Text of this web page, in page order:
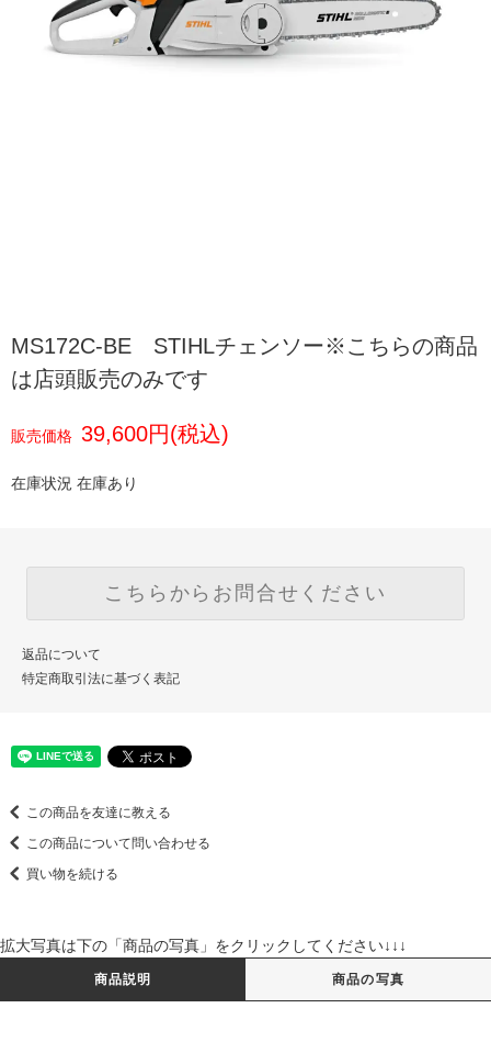
MS172C-BE STIHLチェンソー※こちらの商品
は店頭販売のみです
販売価格 39,600円(税込)
在庫状況 在庫あり
こちらからお問合せください
返品について
特定商取引法に基づく表記
この商品を友達に教える
この商品について問い合わせる
買い物を続ける
拡大写真は下の「商品の写真」をクリックしてください↓↓↓
商品説明 商品の写真